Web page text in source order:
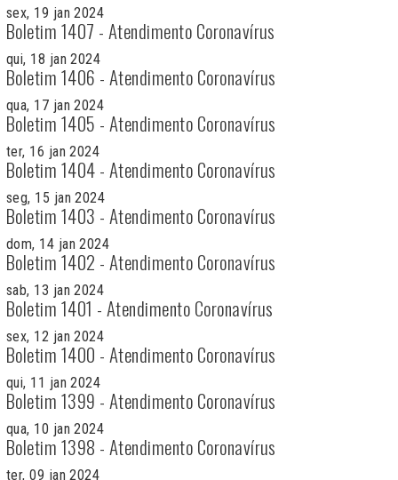
sex, 19 jan 2024
Boletim 1407 - Atendimento Coronavírus
qui, 18 jan 2024
Boletim 1406 - Atendimento Coronavírus
qua, 17 jan 2024
Boletim 1405 - Atendimento Coronavírus
ter, 16 jan 2024
Boletim 1404 - Atendimento Coronavírus
seg, 15 jan 2024
Boletim 1403 - Atendimento Coronavírus
dom, 14 jan 2024
Boletim 1402 - Atendimento Coronavírus
sab, 13 jan 2024
Boletim 1401 - Atendimento Coronavírus
sex, 12 jan 2024
Boletim 1400 - Atendimento Coronavírus
qui, 11 jan 2024
Boletim 1399 - Atendimento Coronavírus
qua, 10 jan 2024
Boletim 1398 - Atendimento Coronavírus
ter, 09 jan 2024